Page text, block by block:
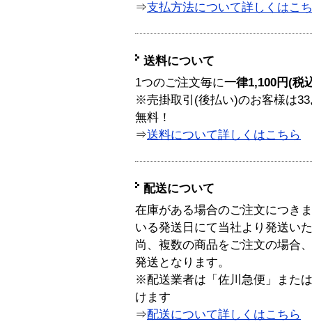
⇒支払方法について詳しくはこ
送料について
1つのご注文毎に一律1,100円(税
※売掛取引(後払い)のお客様は
無料！
⇒送料について詳しくはこちら
配送について
在庫がある場合のご注文につき
いる発送日にて当社より発送い
尚、複数の商品をご注文の場合
発送となります。
※配送業者は「佐川急便」また
けます
⇒配送について詳しくはこちら